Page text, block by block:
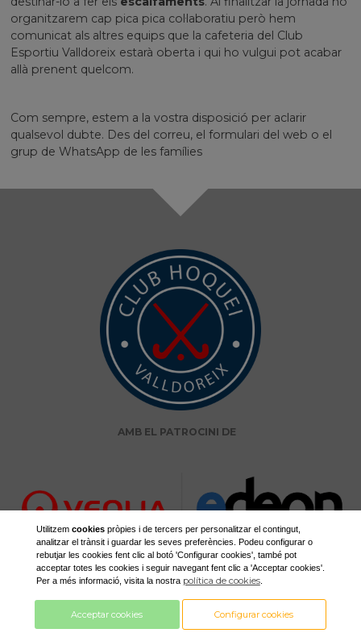
organitzarem cap pica pica col·laboratiu però hem
comunicat als altres equips que la cafeteria del Club
Esportiu Valldoreix estarà oberta i qui ho vulgui pot acabar
allà prenent quelcom.
Com sempre, estem a la vostra disposició per aclarir
qualsevol dubte. Des del correu, el formulari del web o el
grup de WhatsApp de les famílies
AMB EL PATROCINI DE
Club Hoquei Valldoreix info@clubhoqueivalldoreix.cat
Utilitzem cookiespròpies i de tercers per personalitzar el contingut,
analitzar el trànsit i guardar les seves preferències. Podeu configurar o
rebutjar les cookies fent clic al botó 'Configurar cookies', també pot
acceptar totes les cookies i seguir navegant fent clic a 'Acceptar cookies'.
Per a més informació, visita la nostra política de cookies.
Acceptar cookies Configurar cookies